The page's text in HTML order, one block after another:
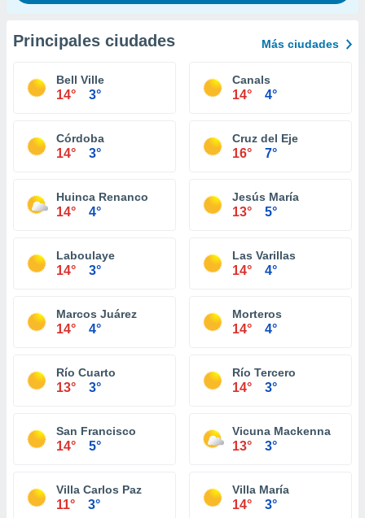
Principales ciudades Más ciudades
Bell Ville
14° 3°
Canals
14° 4°
Córdoba
14° 3°
Cruz del Eje
16° 7°
Huinca Renanco
14° 4°
Jesús María
13° 5°
Laboulaye
14° 3°
Las Varillas
14° 4°
Marcos Juárez
14° 4°
Morteros
14° 4°
Río Cuarto
13° 3°
Río Tercero
14° 3°
San Francisco
14° 5°
Vicuna Mackenna
13° 3°
Villa Carlos Paz
11° 3°
Villa María
14° 3°